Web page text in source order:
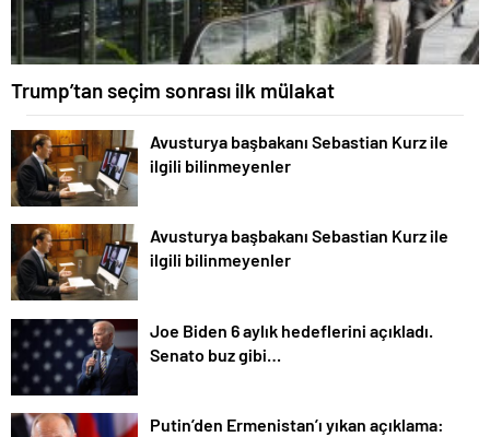
Trump’tan seçim sonrası ilk mülakat
Avusturya başbakanı Sebastian Kurz ile
ilgili bilinmeyenler
Avusturya başbakanı Sebastian Kurz ile
ilgili bilinmeyenler
Joe Biden 6 aylık hedeflerini açıkladı.
Senato buz gibi…
Putin’den Ermenistan’ı yıkan açıklama: